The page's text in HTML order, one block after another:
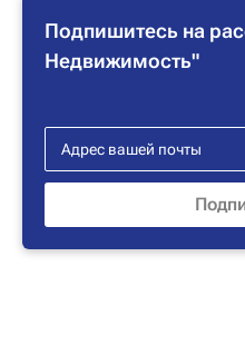
Подпишитесь на
Недвижимость"